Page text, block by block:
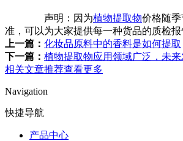
声明：因为植物提取物价格随
准，可以为大家提供每一种货品的质检报
上一篇： 化妆品原料中的香料是如何提取
下一篇： 植物提取物应用领域广泛，未
相关文章推荐查看更多
Navigation
快捷导航
产品中心